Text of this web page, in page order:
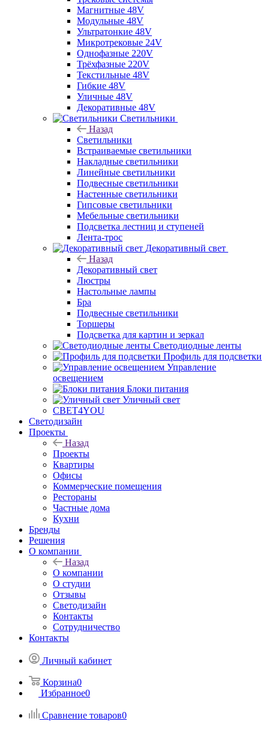
Магнитные 48V
Модульные 48V
Ультратонкие 48V
Микротрековые 24V
Однофазные 220V
Трёхфазные 220V
Текстильные 48V
Гибкие 48V
Уличные 48V
Декоративные 48V
Светильники
Назад
Светильники
Встраиваемые светильники
Накладные светильники
Линейные светильники
Подвесные светильники
Настенные светильники
Гипсовые светильники
Мебельные светильники
Подсветка лестниц и ступеней
Лента-трос
Декоративный свет
Назад
Декоративный свет
Люстры
Настольные лампы
Бра
Подвесные светильники
Торшеры
Подсветка для картин и зеркал
Светодиодные ленты
Профиль для подсветки
Управление
освещением
Блоки питания
Уличный свет
СВЕТ4YOU
Светодизайн
Проекты
Назад
Проекты
Квартиры
Офисы
Коммерческие помещения
Рестораны
Частные дома
Кухни
Бренды
Решения
О компании
Назад
О компании
О студии
Отзывы
Светодизайн
Контакты
Сотрудничество
Контакты
Личный кабинет
Корзина0
Избранное0
Сравнение товаров0